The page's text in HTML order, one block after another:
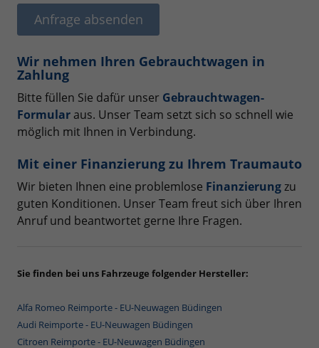
Anfrage absenden
Wir nehmen Ihren Gebrauchtwagen in
Zahlung
Bitte füllen Sie dafür unser Gebrauchtwagen-
Formular aus. Unser Team setzt sich so schnell wie
möglich mit Ihnen in Verbindung.
Mit einer Finanzierung zu Ihrem Traumauto
Wir bieten Ihnen eine problemlose Finanzierungzu
guten Konditionen. Unser Team freut sich über Ihren
Anruf und beantwortet gerne Ihre Fragen.
Sie finden bei uns Fahrzeuge folgender Hersteller:
Alfa Romeo Reimporte - EU-Neuwagen Büdingen
Audi Reimporte - EU-Neuwagen Büdingen
Citroen Reimporte - EU-Neuwagen Büdingen